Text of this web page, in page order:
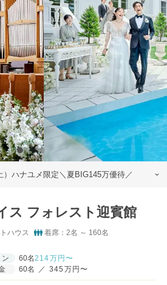
）ハナユメ限定＼夏BIG145万優待／
ス フォレスト迎賓館
ハウス 着席：2名 ～ 160名
60名214万円〜
60名 ／ 345万円〜